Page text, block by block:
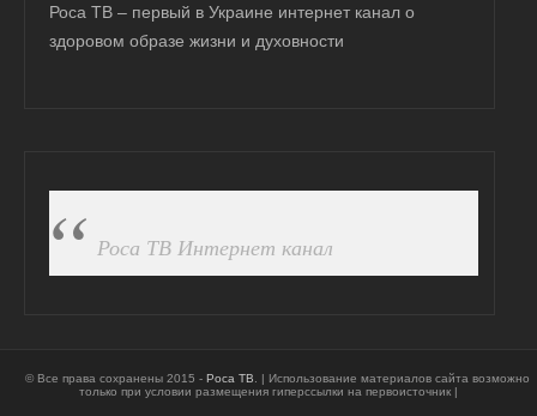
Роса ТВ – первый в Украине интернет канал о
здоровом образе жизни и духовности
ПОДПИСАТЬСЯ НА FB
Роса ТВ Интернет канал
© Все права сохранены 2015 - Роса ТВ . | Использование материалов сайта возможно
только при условии размещения гиперссылки на первоисточник |